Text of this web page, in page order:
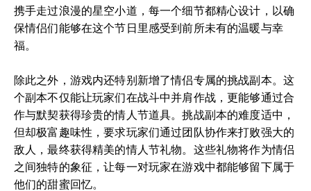
携手走过浪漫的星空小道，每一个细节都精心设计，以确
保情侣们能够在这个节日里感受到前所未有的温暖与幸
福。
除此之外，游戏内还特别新增了情侣专属的挑战副本。这
个副本不仅能让玩家们在战斗中并肩作战，更能够通过合
作与默契获得珍贵的情人节道具。挑战副本的难度适中，
但却极富趣味性，要求玩家们通过团队协作来打败强大的
敌人，最终获得精美的情人节礼物。这些礼物将作为情侣
之间独特的象征，让每一对玩家在游戏中都能够留下属于
他们的甜蜜回忆。